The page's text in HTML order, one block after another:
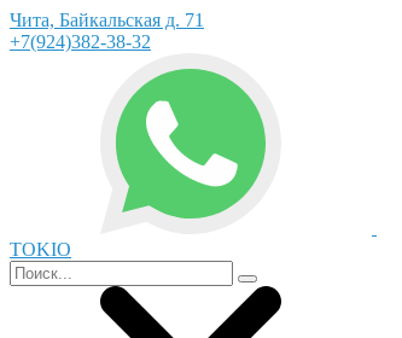
Чита, Байкальская д. 71
+7(924)382-38-32
TOKIO